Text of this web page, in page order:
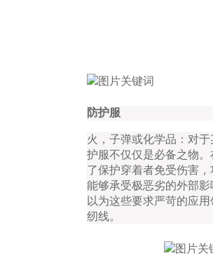
防护服
火，子弹或化学品：对
护服不仅仅是必备之物
了保护穿着者免受伤害
能够承受极恶劣的外部
以为这些要求严苛的应
纫线。